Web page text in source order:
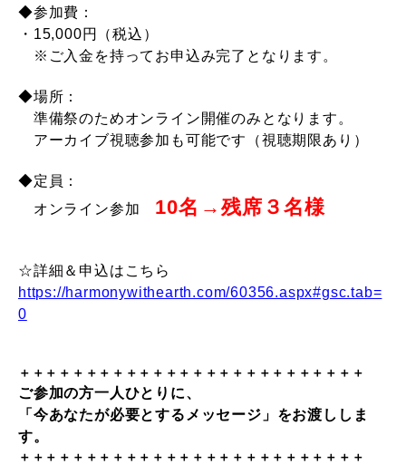
◆参加費：
・15,000円（税込）
※ご入金を持ってお申込み完了となります。
◆場所：
準備祭のためオンライン開催のみとなります。
アーカイブ視聴参加も可能です（視聴期限あり）
◆定員：
オンライン参加 10名→残席３名様
☆詳細＆申込はこちら
https://harmonywithearth.com/60356.aspx#gsc.tab=
0
＋＋＋＋＋＋＋＋＋＋＋＋＋＋＋＋＋＋＋＋＋＋＋＋＋＋
ご参加の方一人ひとりに、
「今あなたが必要とするメッセージ」 をお渡ししま
す。
＋＋＋＋＋＋＋＋＋＋＋＋＋＋＋＋＋＋＋＋＋＋＋＋＋＋